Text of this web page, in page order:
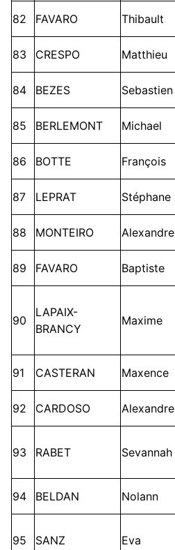
82 FAVARO Thibault
83 CRESPO Matthieu
84 BEZES Sebastien
85 BERLEMONT Michael
86 BOTTE François
87 LEPRAT Stéphane
88 MONTEIRO Alexandre
89 FAVARO Baptiste
90
LAPAIX-
BRANCY
Maxime
91 CASTERAN Maxence
92 CARDOSO Alexandre
93 RABET Sevannah
94 BELDAN Nolann
95 SANZ Eva